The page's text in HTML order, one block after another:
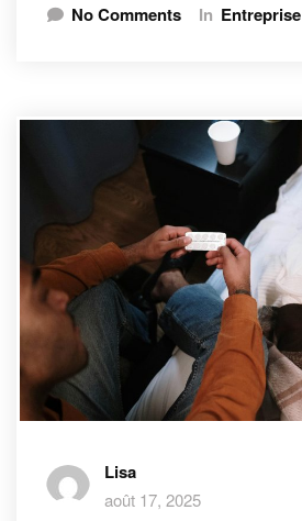
No Comments In Entreprise
Lisa
août 17, 2025